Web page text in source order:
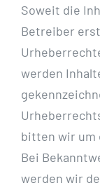
Soweit die
Betreiber
werden
bitten wir um
Bei
werden wir